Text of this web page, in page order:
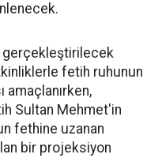
gerçekleştirilecek
fetih ruhunun
Sultan Mehmet'in
fethine uzanan
bir projeksiyon